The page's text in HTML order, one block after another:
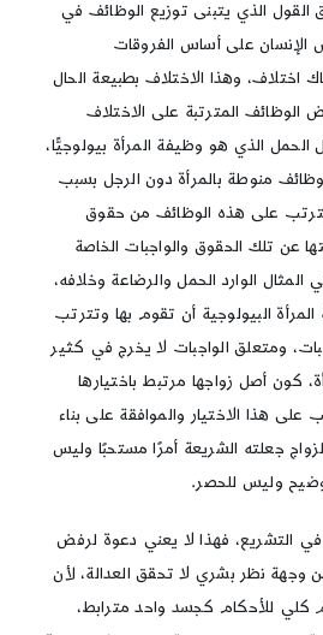
القول الذي يتبنى توزيع الوظائف في
الإنسان على أساس الفروقات
اختلاف، وهذا الاختلاف بطبيعة الحال
الوظائف المترتبة على الاختلاف
الحمل الذي هو وظيفة المرأة بيولوجيًّا،
منوطة بالمرأة دون الرجل بسبب
يترتب على هذه الوظائف من حقوق
عن تلك الحقوق والواجبات الخاصة
الوارد الحمل والرضاعة وخلافه،
البيولوجية أن تقوم بها وتترتب
ومتعلق الواجبات لا يخرج في كثير
كون أصل زواجها مرتبط باختيارها
على هذا الاختيار والموافقة على بناء
جعلته الشريعة أمرًا مستحبًا وليس
وليس للحصر.
التشريع، فهذا لا يعني دعوة لرفض
وجهة نظر بشري لا تحقق العدالة، لأن
كلي للأحكام كجسد واحد مترابط،